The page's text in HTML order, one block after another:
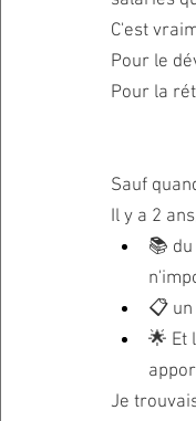
C'est
Pour le
Pour la
Sauf
Il y a 2
📚
📋
🌟 Et
Je